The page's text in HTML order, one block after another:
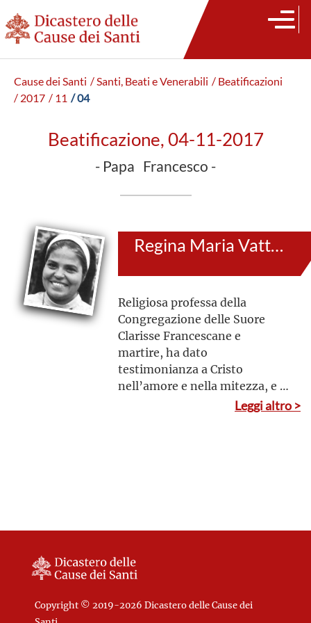
Cause dei Santi / Santi, Beati e Venerabili / Beatificazioni
/ 2017 / 11 / 04
Beatificazione, 04-11-2017
- Papa Francesco -
Regina Maria Vattalil
Religiosa professa della
Congregazione delle Suore
Clarisse Francescane e
martire, ha dato
testimonianza a Cristo
nell’amore e nella mitezza, e si
unisce alla lunga schiera dei
Leggi altro >
Copyright © 2019-2026 Dicastero delle Cause dei